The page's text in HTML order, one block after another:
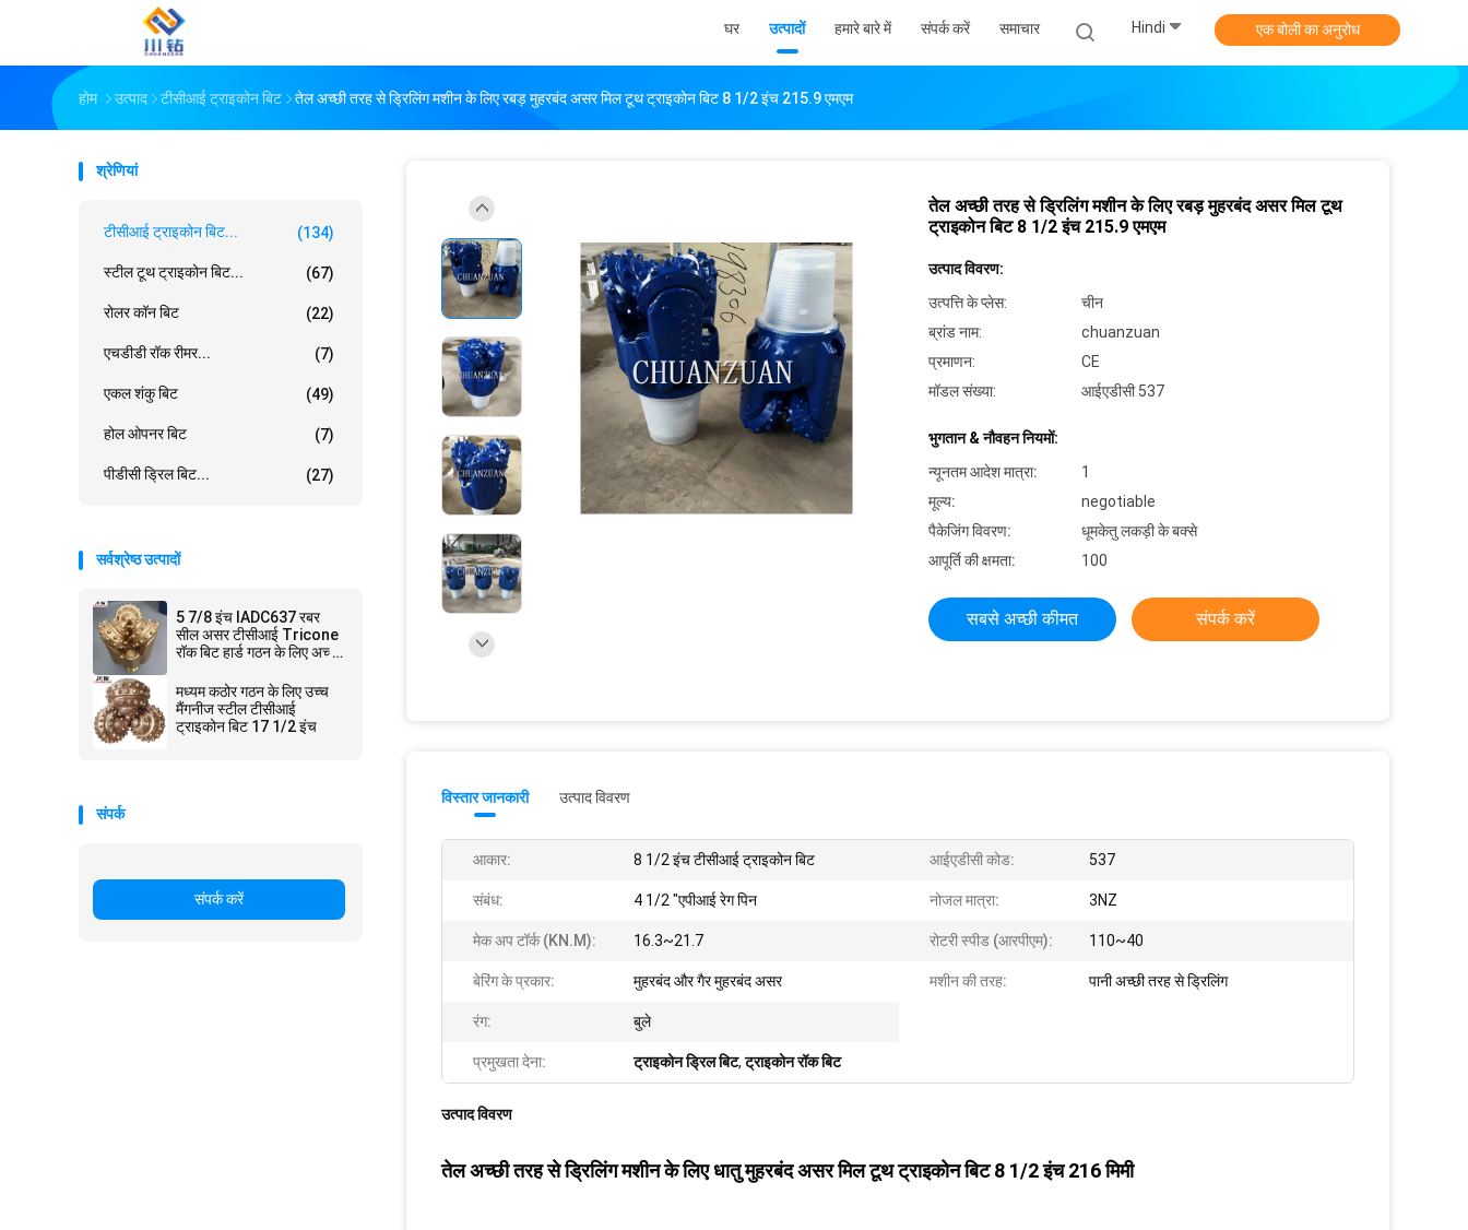
घर उत्पादों हमारे बारे में संपर्क करें समाचार Hindi एक बोली का अनुरोध
होम उत्पाद टीसीआई ट्राइकोन बिट तेल अच्छी तरह से ड्रिलिंग मशीन के लिए रबड़ मुहरबंद असर मिल टूथ ट्राइकोन बिट 8 1/2 इंच 215.9 एमएम
श्रेणियां
टीसीआई ट्राइकोन बिट... (134)
स्टील टूथ ट्राइकोन बिट... (67)
रोलर कॉन बिट (22)
एचडीडी रॉक रीमर... (7)
एकल शंकु बिट (49)
होल ओपनर बिट (7)
पीडीसी ड्रिल बिट... (27)
सर्वश्रेष्ठ उत्पादों
5 7/8 इंच IADC637 रबर
सील असर टीसीआई Tricone
रॉक बिट हार्ड गठन के लिए अच्छी
मध्यम कठोर गठन के लिए उच्च
मैंगनीज स्टील टीसीआई
ट्राइकोन बिट 17 1/2 इंच
संपर्क
संपर्क करें
तेल अच्छी तरह से ड्रिलिंग मशीन के लिए रबड़ मुहरबंद असर मिल टूथ
ट्राइकोन बिट 8 1/2 इंच 215.9 एमएम
उत्पाद विवरण:
उत्पत्ति के प्लेस:
चीन
ब्रांड नाम:
chuanzuan
प्रमाणन:
CE
मॉडल संख्या:
आईएडीसी 537
भुगतान & नौवहन नियमों:
न्यूनतम आदेश मात्रा:
1
मूल्य:
negotiable
पैकेजिंग विवरण:
धूमकेतु लकड़ी के बक्से
आपूर्ति की क्षमता:
100
सबसे अच्छी कीमत संपर्क करें
विस्तार जानकारी उत्पाद विवरण
आकार: 8 1/2 इंच टीसीआई ट्राइकोन बिट आईएडीसी कोड: 537
संबंध: 4 1/2 "एपीआई रेग पिन नोजल मात्रा: 3NZ
मेक अप टॉर्क (KN.m): 16.3~21.7 रोटरी स्पीड (आरपीएम): 110~40
बेरिंग के प्रकार: मुहरबंद और गैर मुहरबंद असर मशीन की तरह: पानी अच्छी तरह से ड्रिलिंग
रंग: बुले
प्रमुखता देना: ट्राइकोन ड्रिल बिट,ट्राइकोन रॉक बिट
उत्पाद विवरण
तेल अच्छी तरह से ड्रिलिंग मशीन के लिए धातु मुहरबंद असर मिल टूथ ट्राइकोन बिट 8 1/2 इंच 216 मिमी